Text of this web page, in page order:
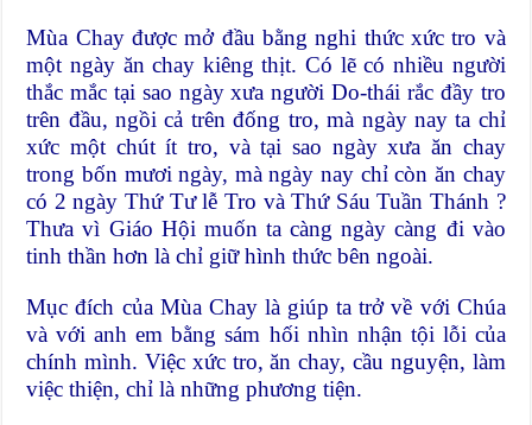
Mùa Chay được mở đầu bằng nghi thức xức tro và
một ngày ăn chay kiêng thịt. Có lẽ có nhiều người
thắc mắc tại sao ngày xưa người Do-thái rắc đầy tro
trên đầu, ngồi cả trên đống tro, mà ngày nay ta chỉ
xức một chút ít tro, và tại sao ngày xưa ăn chay
trong bốn mươi ngày, mà ngày nay chỉ còn ăn chay
có 2 ngày Thứ Tư lễ Tro và Thứ Sáu Tuần Thánh ?
Thưa vì Giáo Hội muốn ta càng ngày càng đi vào
tinh thần hơn là chỉ giữ hình thức bên ngoài.
Mục đích của Mùa Chay là giúp ta trở về với Chúa
và với anh em bằng sám hối nhìn nhận tội lỗi của
chính mình. Việc xức tro, ăn chay, cầu nguyện, làm
việc thiện, chỉ là những phương tiện.